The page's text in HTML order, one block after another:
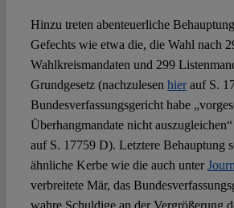
Hinzu treten abenteuerliche
Gefechts wie etwa die, die Wahl nach
Wahlkreismandaten und 299
Grundgesetz (nachzulesen hierauf S.
Bundesverfassungsgericht habe
Überhangmandate nicht
auf S. 17759 D). Letztere Behauptung
ähnliche Kerbe wie die auch unter
verbreitete Mär, das
wahre Schuldige an der Vergrößerung